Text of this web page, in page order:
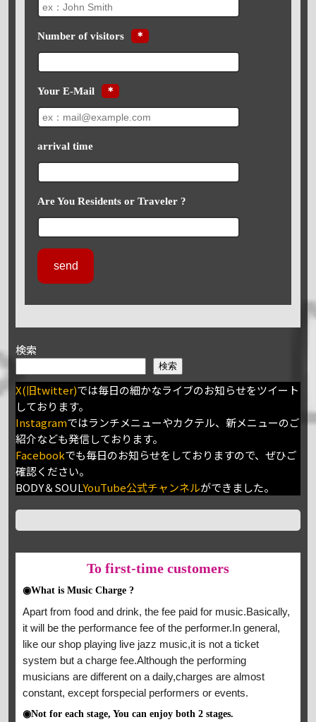
Number of visitors ＊
Your E-Mail ＊
arrival time
Are You Residents or Traveler ?
検索
検索
X(旧twitter)では毎日の細かなライブのお知らせをツイート
しております。
Instagramではランチメニューやカクテル、新メニューのご
紹介なども発信しております。
Facebookでも毎日のお知らせをしておりますので、ぜひご
確認ください。
BODY＆SOULYouTube公式チャンネルができました。
To first-time customers
◉What is Music Charge ?
Apart from food and drink, the fee paid for music.Basically,
it will be the performance fee of the performer.In general,
like our shop playing live jazz music,it is not a ticket
system but a charge fee.Although the performing
musicians are different on a daily,charges are almost
constant, except forspecial performers or events.
◉Not for each stage, You can enjoy both 2 stages.